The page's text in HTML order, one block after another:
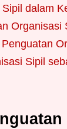
dalam
Organisasi
Sipil